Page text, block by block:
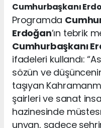
Cumhurbaşkanı
Programda
Erdoğan’ın tebrik
Cumhurbaşkanı
ifadeleri kullandı:
sözün ve
taşıyan
şairleri ve sanat
hazinesinde
unvan, sadece